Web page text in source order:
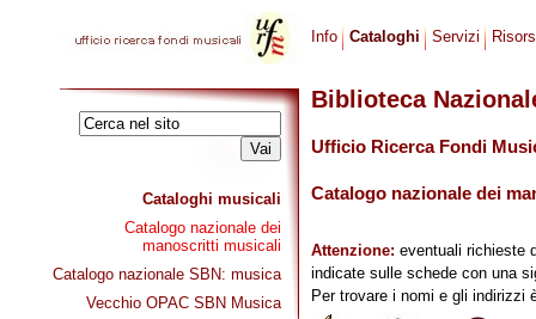
Cataloghi musicali
Catalogo nazionale dei
manoscritti musicali
Catalogo nazionale SBN: musica
Vecchio OPAC SBN Musica
Info Cataloghi Servizi
Biblioteca
Ufficio Ricerca Fondi
Catalogo nazionale dei
Attenzione: eventuali richieste
indicate sulle schede con una
Per trovare i nomi e gli indirizzi